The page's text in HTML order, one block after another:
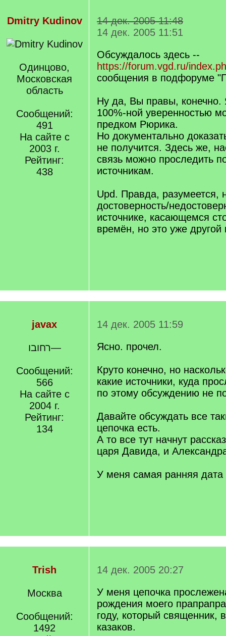
Dmitry Kudinov
Одинцово,
Московская
область
Сообщений:
491
На сайте с
2003 г.
Рейтинг:
438
14 дек. 2005 11:48
14 дек. 2005 11:51
Обсуждалось здесь --
https://forum.vgd.ru/
сообщения в подфоруме
Ну да, Вы правы, конечно.
100%-ной уверенностью
предком Рюрика.
Но документально
не получится. Здесь же,
связь можно проследить
источникам.
Upd. Правда, разумеется,
достоверность/
источнике, касающемся
времён, но это уже другой
javax
רחובו—
Сообщений:
566
На сайте с
2004 г.
Рейтинг:
134
14 дек. 2005 11:59
Ясно. прочел.
Круто конечно, но
какие источники, куда
по этому обсуждению не
Давайте обсуждать все
цепочка есть.
А то все тут начнут
царя Давида, и
У меня самая ранняя дата
Trish
Москва
Сообщений:
1492
14 дек. 2005 20:27
У меня цепочка
рождения моего
году, который священник,
казаков.